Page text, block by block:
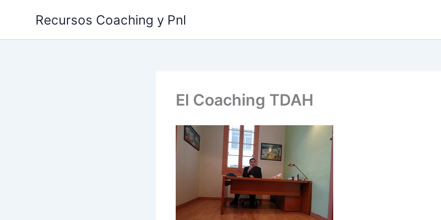
Recursos Coaching y Pnl
El Coaching TDAH